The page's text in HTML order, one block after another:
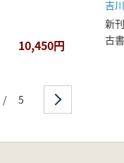
10,450円
吉
新刊
古書
/ 5